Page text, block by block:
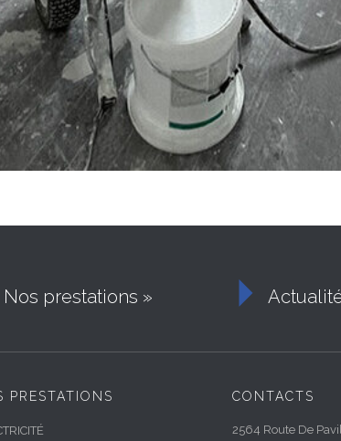
Nos prestations » 
PRESTATIONS CONTACTS
2564 Route De